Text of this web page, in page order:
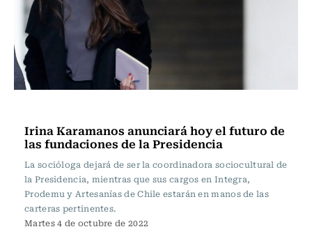
Irina Karamanos anunciará hoy el futuro de
las fundaciones de la Presidencia
La socióloga dejará de ser la coordinadora sociocultural de
la Presidencia, mientras que sus cargos en Integra,
Prodemu y Artesanías de Chile estarán en manos de las
carteras pertinentes.
Martes 4 de octubre de 2022